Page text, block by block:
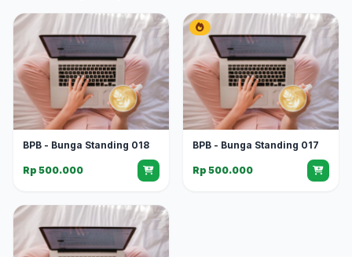
BPB - Bunga Standing 018
Rp 500.000
BPB - Bunga Standing 017
Rp 500.000